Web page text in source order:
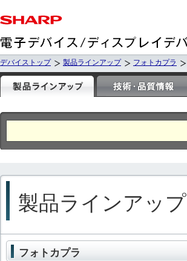
デバイストップ 製品ラインアップ フォトカプラ
製品ラインアップ
フォトカプラ